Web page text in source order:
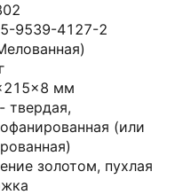
9539-4127-2
г
мм
твердая,
(или
золотом, пухлая